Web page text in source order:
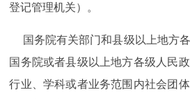
登记管理机关）。
国务院有关部门和县级以上地方
国务院或者县级以上地方各级人民
行业、学科或者业务范围内社会团